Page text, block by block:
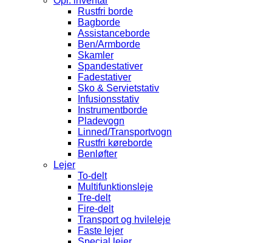
Rustfri borde
Bagborde
Assistanceborde
Ben/Armborde
Skamler
Spandestativer
Fadestativer
Sko & Servietstativ
Infusionsstativ
Instrumentborde
Pladevogn
Linned/Transportvogn
Rustfri køreborde
Benløfter
Lejer
To-delt
Multifunktionsleje
Tre-delt
Fire-delt
Transport og hvileleje
Faste lejer